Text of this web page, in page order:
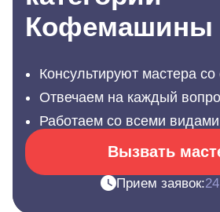
Кофемашины
Консультируют мастера
Отвечаем на каждый
Работаем со всеми видами
Вызвать
Прием заявок: